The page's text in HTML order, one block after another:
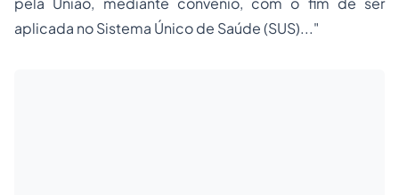
aplicada no Sistema Único de Saúde (SUS)..."